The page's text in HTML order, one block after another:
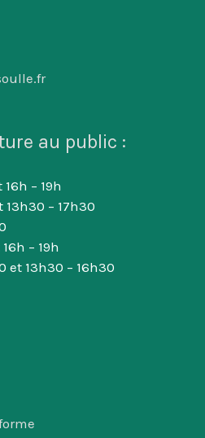
au public :
– 19h
– 17h30
– 19h
et 13h30 – 16h30